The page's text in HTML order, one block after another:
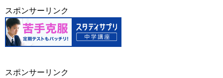
スポンサーリンク
スポンサーリンク